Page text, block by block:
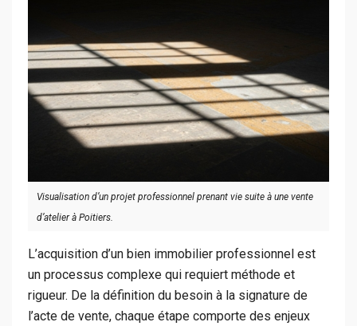
Visualisation d’un projet professionnel prenant vie suite à une vente
d’atelier à Poitiers.
L’acquisition d’un bien immobilier professionnel est
un processus complexe qui requiert méthode et
rigueur. De la définition du besoin à la signature de
l’acte de vente, chaque étape comporte des enjeux